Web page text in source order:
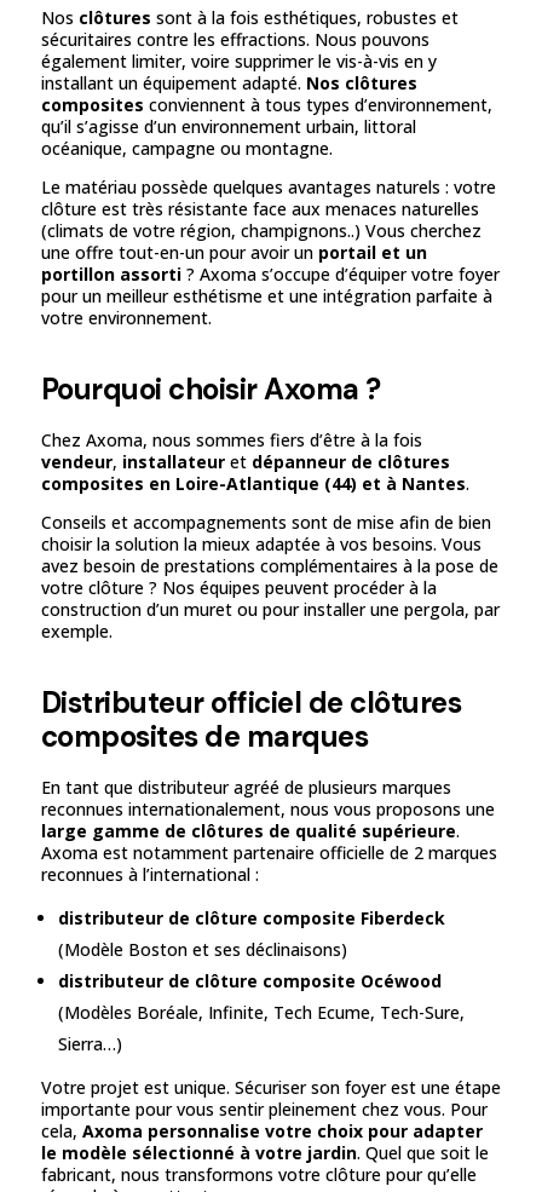
Nos clôtures sont à la fois esthétiques, robustes et
sécuritaires contre les effractions. Nous pouvons
également limiter, voire supprimer le vis-à-vis en y
installant un équipement adapté. Nos clôtures
composites conviennent à tous types d’environnement,
qu’il s’agisse d’un environnement urbain, littoral
océanique, campagne ou montagne.
Le matériau possède quelques avantages naturels : votre
clôture est très résistante face aux menaces naturelles
(climats de votre région, champignons..) Vous cherchez
une offre tout-en-un pour avoir un portail et un
portillon assorti? Axoma s’occupe d’équiper votre foyer
pour un meilleur esthétisme et une intégration parfaite à
votre environnement.
Pourquoi choisir Axoma ?
Chez Axoma, nous sommes fiers d’être à la fois
vendeur, installateur et dépanneur de clôtures
composites en Loire-Atlantique (44) et à Nantes.
Conseils et accompagnements sont de mise afin de bien
choisir la solution la mieux adaptée à vos besoins. Vous
avez besoin de prestations complémentaires à la pose de
votre clôture ? Nos équipes peuvent procéder à la
construction d’un muret ou pour installer une pergola, par
exemple.
Distributeur officiel de clôtures
composites de marques
En tant que distributeur agréé de plusieurs marques
reconnues internationalement, nous vous proposons une
large gamme de clôtures de qualité supérieure.
Axoma est notamment partenaire officielle de 2 marques
reconnues à l’international :
distributeur de clôture composite Fiberdeck
(Modèle Boston et ses déclinaisons)
distributeur de clôture composite Océwood
(Modèles Boréale, Infinite, Tech Ecume, Tech-Sure,
Sierra…)
Votre projet est unique. Sécuriser son foyer est une étape
importante pour vous sentir pleinement chez vous. Pour
cela, Axoma personnalise votre choix pour adapter
le modèle sélectionné à votre jardin. Quel que soit le
fabricant, nous transformons votre clôture pour qu’elle